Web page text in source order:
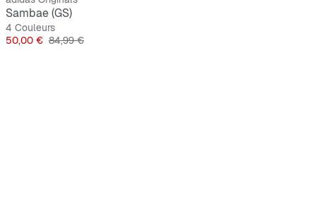
Sambae (GS)
4 Couleurs
Prix
50,00 € Prix original
84,99 €